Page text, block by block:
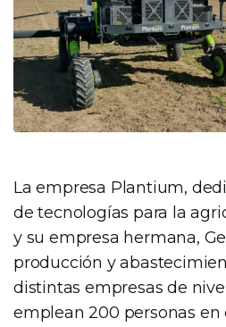
La empresa Plantium,
de tecnologías para la
y su empresa hermana,
producción y
distintas empresas de
emplean 200 personas en